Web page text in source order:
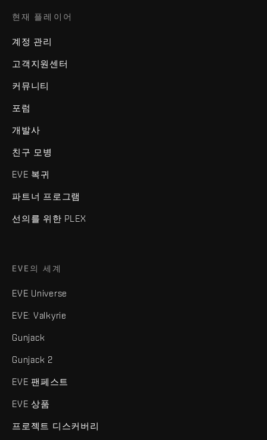
현재 플레이어
계정 관리
고객지원센터
커뮤니티
포럼
개발사
친구 모병
EVE 복귀
파트너 프로그램
선의를 위한 PLEX
EVE의 세계
EVE Universe
EVE: Valkyrie
Gunjack
Gunjack 2
EVE 팬페스트
EVE 상품
프로젝트 디스커버리